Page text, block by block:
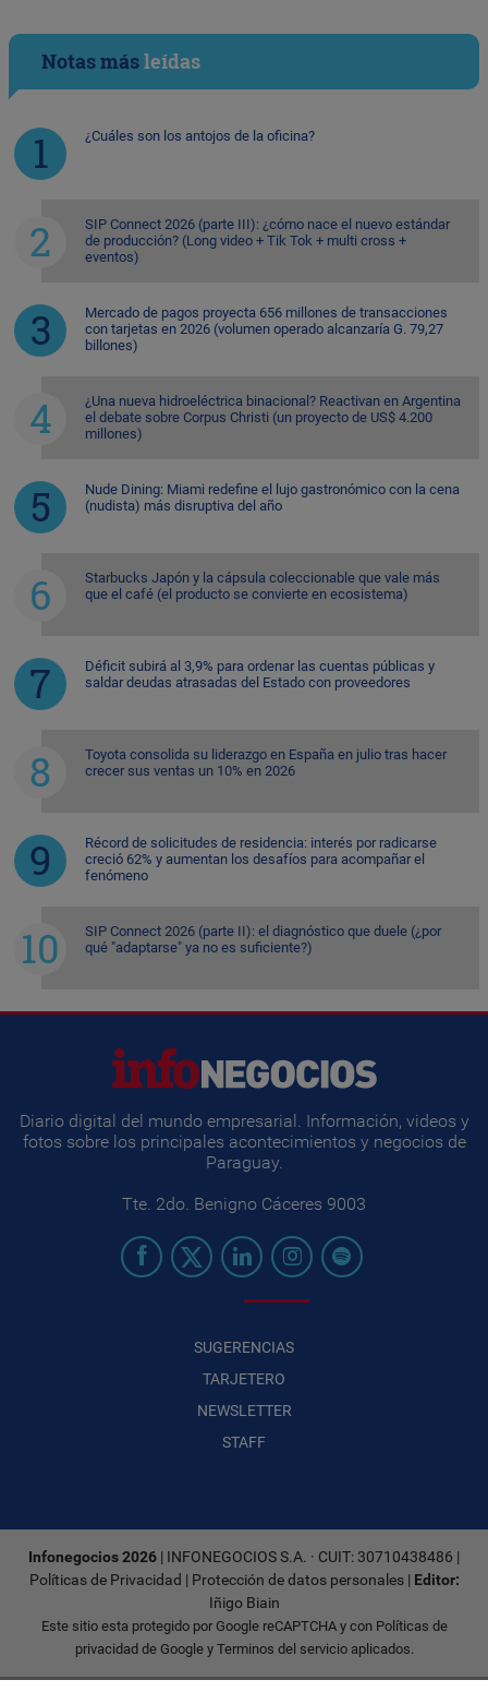
Notas másleídas
¿Cuáles son los antojos de la oficina?
SIP Connect 2026 (parte III): ¿cómo nace el nuevo estándar
de producción? (Long video + Tik Tok + multi cross +
eventos)
Mercado de pagos proyecta 656 millones de transacciones
con tarjetas en 2026 (volumen operado alcanzaría G. 79,27
billones)
¿Una nueva hidroeléctrica binacional? Reactivan en Argentina
el debate sobre Corpus Christi (un proyecto de US$ 4.200
millones)
Nude Dining: Miami redefine el lujo gastronómico con la cena
(nudista) más disruptiva del año
Starbucks Japón y la cápsula coleccionable que vale más
que el café (el producto se convierte en ecosistema)
Déficit subirá al 3,9% para ordenar las cuentas públicas y
saldar deudas atrasadas del Estado con proveedores
Toyota consolida su liderazgo en España en julio tras hacer
crecer sus ventas un 10% en 2026
Récord de solicitudes de residencia: interés por radicarse
creció 62% y aumentan los desafíos para acompañar el
fenómeno
SIP Connect 2026 (parte II): el diagnóstico que duele (¿por
qué "adaptarse" ya no es suficiente?)
Diario digital del mundo empresarial. Información, videos y
fotos sobre los principales acontecimientos y negocios de
Paraguay.
Tte. 2do. Benigno Cáceres 9003
SUGERENCIAS
TARJETERO
NEWSLETTER
STAFF
Infonegocios 2026 | INFONEGOCIOS S.A. · CUIT: 30710438486 |
Políticas de Privacidad | Protección de datos personales| Editor:
Iñigo Biain
Este sitio esta protegido por Google reCAPTCHA y con Políticas de
privacidad de Googley Terminos del servicioaplicados.